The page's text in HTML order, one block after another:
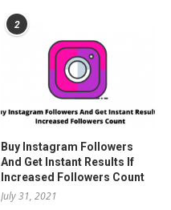
2
Buy Instagram Followers
And Get Instant Results If
Increased Followers Count
July 31, 2021